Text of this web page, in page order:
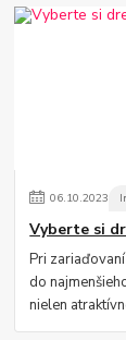
06.10.2023
Vyberte si
Pri
do
nielen